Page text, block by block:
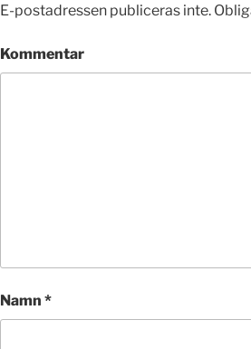
E-postadressen publiceras inte.
Kommentar
Namn *